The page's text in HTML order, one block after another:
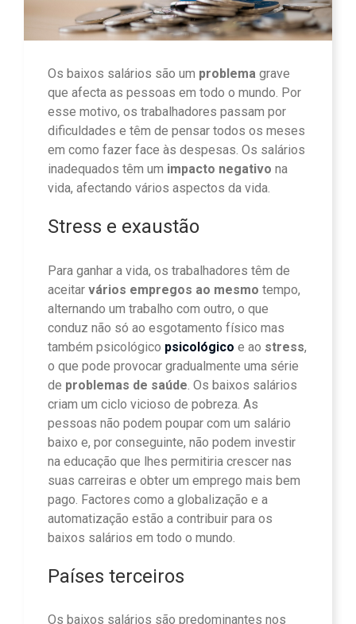
Os baixos salários são um problema grave
que afecta as pessoas em todo o mundo. Por
esse motivo, os trabalhadores passam por
dificuldades e têm de pensar todos os meses
em como fazer face às despesas. Os salários
inadequados têm um impacto negativo na
vida, afectando vários aspectos da vida.
Stress e exaustão
Para ganhar a vida, os trabalhadores têm de
aceitar vários empregos ao mesmo tempo,
alternando um trabalho com outro, o que
conduz não só ao esgotamento físico mas
também psicológico psicológico e ao stress,
o que pode provocar gradualmente uma série
de problemas de saúde . Os baixos salários
criam um ciclo vicioso de pobreza. As
pessoas não podem poupar com um salário
baixo e, por conseguinte, não podem investir
na educação que lhes permitiria crescer nas
suas carreiras e obter um emprego mais bem
pago. Factores como a globalização e a
automatização estão a contribuir para os
baixos salários em todo o mundo.
Países terceiros
Os baixos salários são predominantes nos